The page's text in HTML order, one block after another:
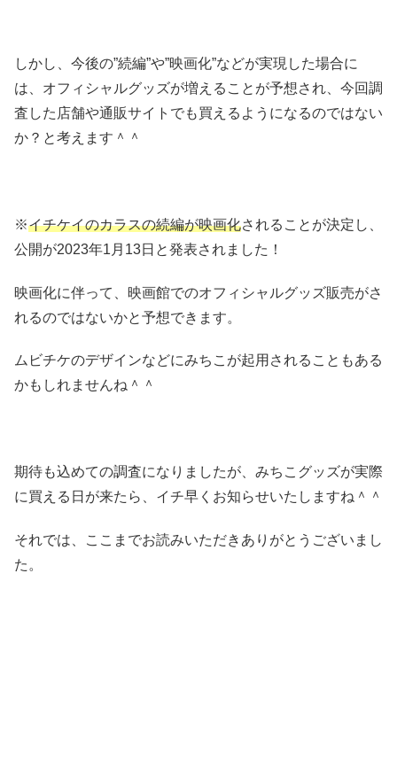
しかし、今後の”続編”や”映画化”などが実現した場合に
は、オフィシャルグッズが増えることが予想され、今回調
査した店舗や通販サイトでも買えるようになるのではない
か？と考えます＾＾
※イチケイのカラスの続編が映画化されることが決定し、
公開が2023年1月13日と発表されました！
映画化に伴って、映画館でのオフィシャルグッズ販売がさ
れるのではないかと予想できます。
ムビチケのデザインなどにみちこが起用されることもある
かもしれませんね＾＾
期待も込めての調査になりましたが、みちこグッズが実際
に買える日が来たら、イチ早くお知らせいたしますね＾＾
それでは、ここまでお読みいただきありがとうございまし
た。